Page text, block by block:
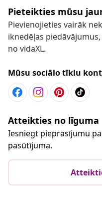
Pieteikties mūsu
Pievienojieties vairāk
iknedēļas
no vidaXL.
Mūsu sociālo tīklu
Atteikties no līguma
Iesniegt pieprasījumu
pasūtījuma.